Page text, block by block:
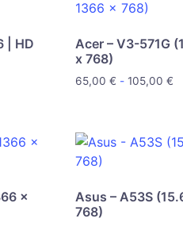
| HD
Acer – V3-571G
x 768)
65,00€ - 105,00€
x
Asus – A53S
768)